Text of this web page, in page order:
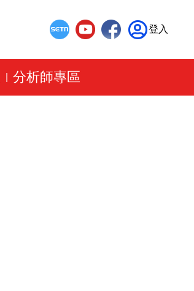
登入
分析師專區